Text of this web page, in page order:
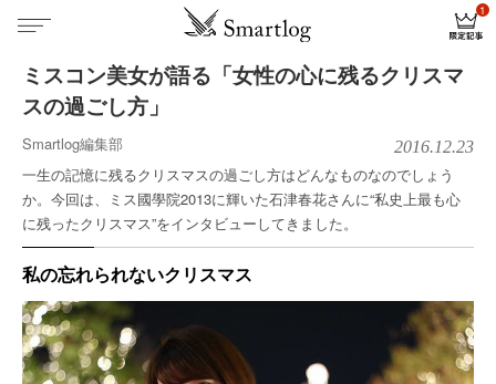
ミスコン美女が語る「女性の心に残るクリスマ
スの過ごし方」
Smartlog編集部 2016.12.23
一生の記憶に残るクリスマスの過ごし方はどんなものなのでしょう
か。今回は、ミス國學院2013に輝いた石津春花さんに“私史上最も心
に残ったクリスマス”をインタビューしてきました。
私の忘れられないクリスマス